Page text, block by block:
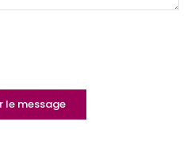
le message